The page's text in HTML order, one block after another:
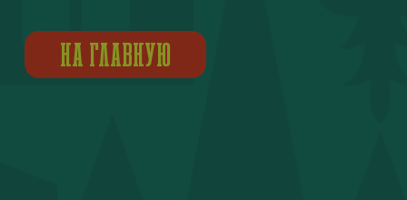
НА ГЛАВНУЮ